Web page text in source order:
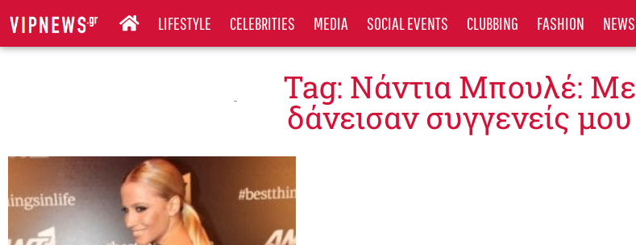
LIFESTYLE CELEBRITIES MEDIA SOCIAL EVENTS CLUBBING FASHION NEWS
Tag: Νάντια Μπουλέ: Με
δάνεισαν συγγενείς μου